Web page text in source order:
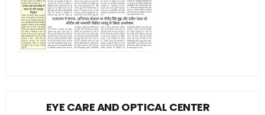
EYE CARE AND OPTICAL CENTER